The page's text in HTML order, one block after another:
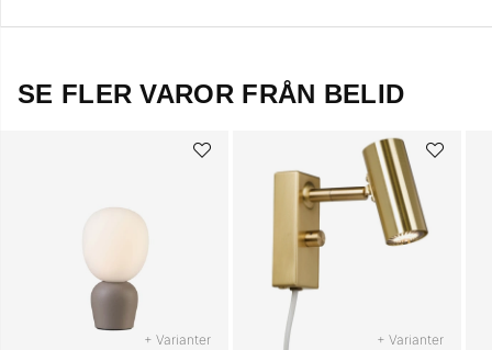
SE FLER VAROR FRÅN BELID
+ Varianter + Varianter